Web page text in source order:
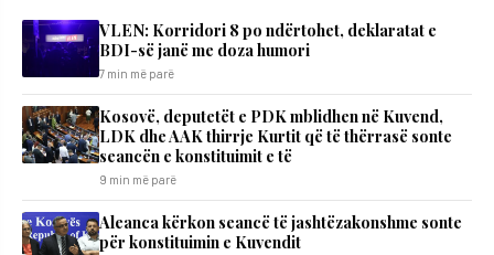
VLEN: Korridori 8 po ndërtohet, deklaratat e
BDI-së janë me doza ​humori
7 min më parë
Kosovë, deputetët e PDK mblidhen në Kuvend,
LDK dhe AAK thirrje Kurtit që të thërrasë sonte
seancën e konstituimit e të
9 min më parë
Aleanca kërkon seancë të jashtëzakonshme sonte
për konstituimin e Kuvendit